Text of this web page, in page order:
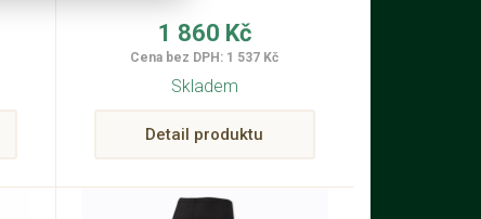
1 860 Kč
Cena bez DPH: 1 537 Kč
Skladem
Detail produktu